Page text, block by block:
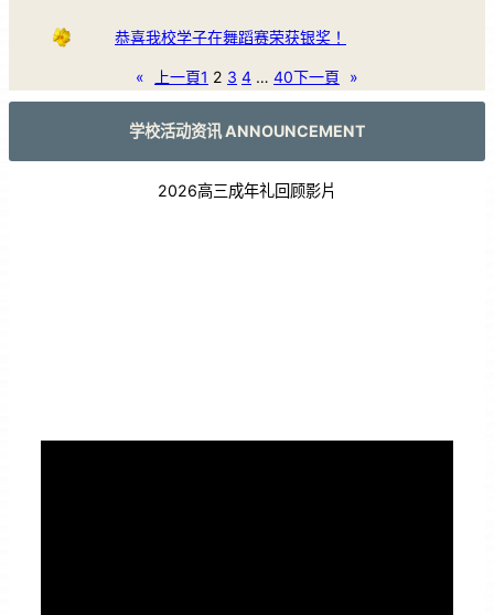
恭喜我校学子在舞蹈赛荣获银奖！
« 上一頁1 2 3 4 … 40下一頁 »
学校活动资讯 ANNOUNCEMENT
2026高三成年礼回顾影片